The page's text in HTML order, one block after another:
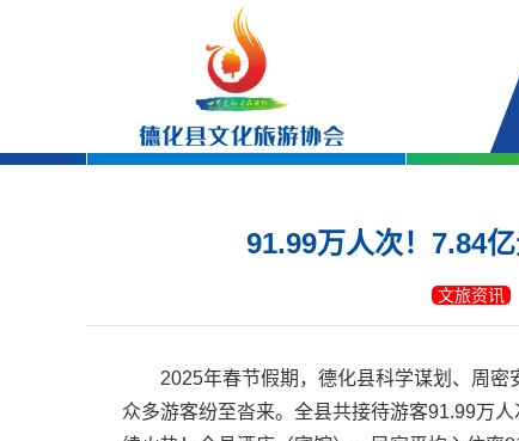
91.99万人次！7.84
文旅资讯
2025年春节假期， 德化县科学谋划、周密
众多游客纷至沓来。 全县共接待游客91.99万人